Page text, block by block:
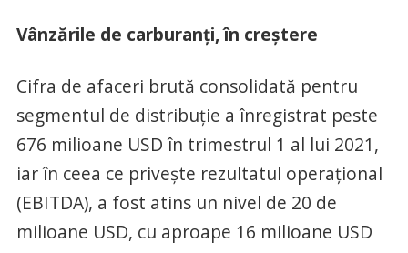
Vânzările de carburanți, în creștere
Cifra de afaceri brută consolidată pentru
segmentul de distribuție a înregistrat peste
676 milioane USD în trimestrul 1 al lui 2021,
iar în ceea ce privește rezultatul operațional
(EBITDA), a fost atins un nivel de 20 de
milioane USD, cu aproape 16 milioane USD